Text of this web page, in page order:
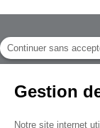
Continuer sans
Gestion
Notre site internet
Crédits
Mentions